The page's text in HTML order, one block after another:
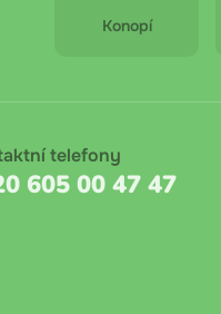
Konopí
telefony
605 00 47 47